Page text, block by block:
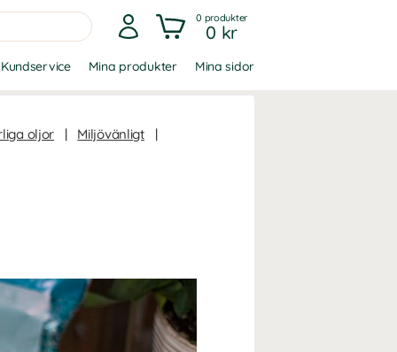
0 produkter
0 kr
Kundservice Mina produkter Mina sidor
oljor | Miljövänligt
|